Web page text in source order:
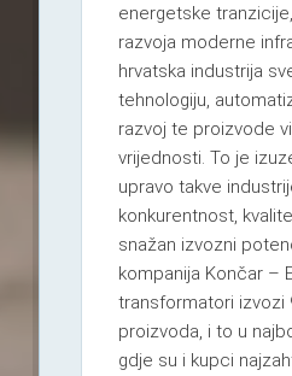
energetske
razvoja moderne
hrvatska industrija
tehnologiju,
razvoj te proizvode
vrijednosti. To je
upravo takve
konkurentnost,
snažan izvozni
kompanija Končar –
transformatori izvozi
proizvoda, i to u
gdje su i kupci